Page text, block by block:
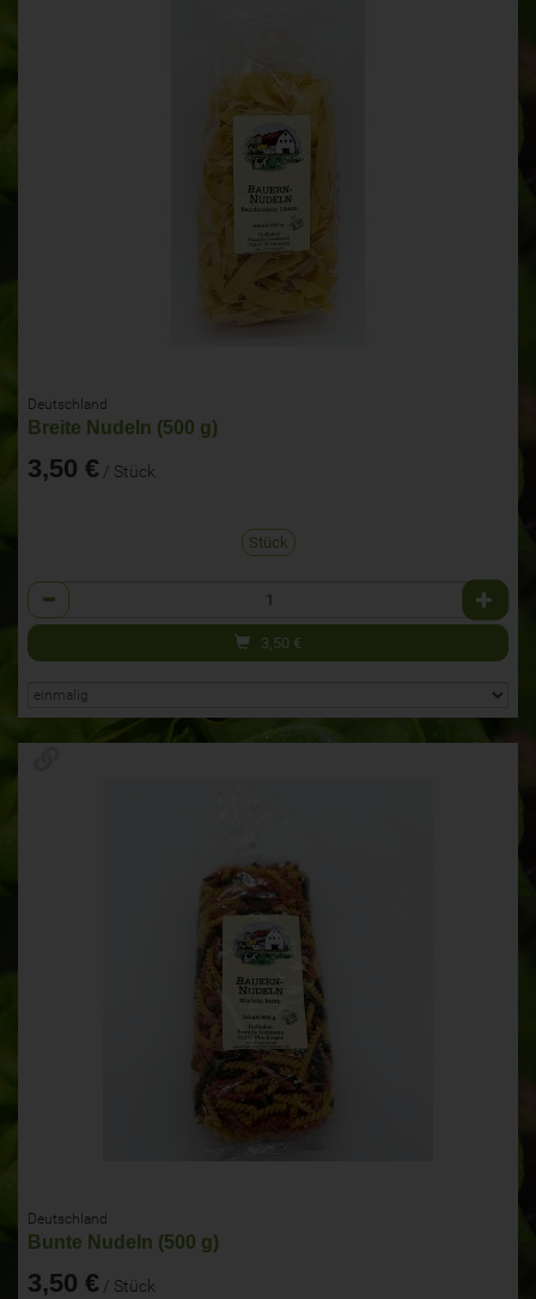
Deutschland
Breite Nudeln (500 g)
3,50 € / Stück
Stück
Anzahl
3,50 €
Deutschland
Bunte Nudeln (500 g)
3,50 € / Stück